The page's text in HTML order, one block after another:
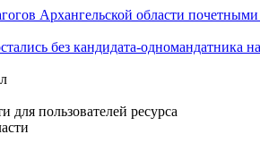
Архангельской области
без кандидата-одномандатника
пользователей ресурса